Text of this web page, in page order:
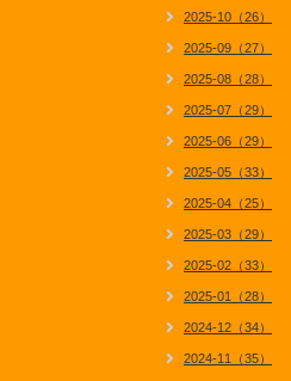
2025-10（26）
2025-09（27）
2025-08（28）
2025-07（29）
2025-06（29）
2025-05（33）
2025-04（25）
2025-03（29）
2025-02（33）
2025-01（28）
2024-12（34）
2024-11（35）